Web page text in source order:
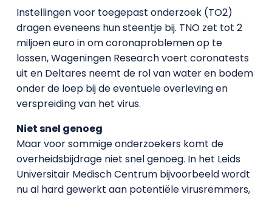
Instellingen voor toegepast onderzoek (TO2)
dragen eveneens hun steentje bij. TNO zet tot 2
miljoen euro in om coronaproblemen op te
lossen, Wageningen Research voert coronatests
uit en Deltares neemt de rol van water en bodem
onder de loep bij de eventuele overleving en
verspreiding van het virus.
Niet snel genoeg
Maar voor sommige onderzoekers komt de
overheidsbijdrage niet snel genoeg. In het Leids
Universitair Medisch Centrum bijvoorbeeld wordt
nu al hard gewerkt aan potentiële virusremmers,